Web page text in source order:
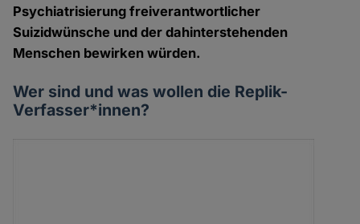
Psychiatrisierung freiverantwortlicher
Suizidwünsche und der dahinterstehenden
Menschen bewirken würden.
Wer sind und was wollen die Replik-
Verfasser*innen?